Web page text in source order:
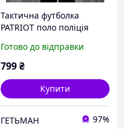
Тактична футболка
PATRIOT поло поліція
Готово до відправки
799₴
Купити
ГЕТЬМАН 97%